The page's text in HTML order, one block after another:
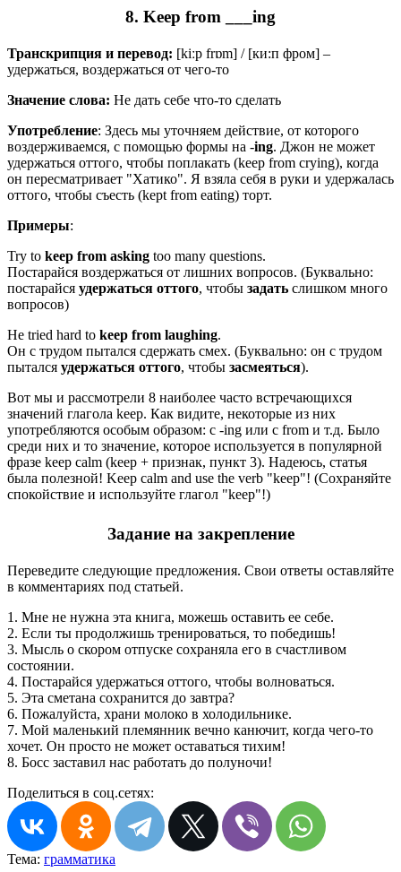
8. Keep from ___ing
Транскрипция и перевод: [kiːp frɒm] / [ки:п фром] –
удержаться, воздержаться от чего-то
Значение слова: Не дать себе что-то сделать
Употребление: Здесь мы уточняем действие, от которого
воздерживаемся, с помощью формы на -ing. Джон не может
удержаться оттого, чтобы поплакать (keep from crying), когда
он пересматривает "Хатико". Я взяла себя в руки и удержалась
оттого, чтобы съесть (kept from eating) торт.
Примеры:
Try to keep from asking too many questions.
Постарайся воздержаться от лишних вопросов. (Буквально:
постарайся удержаться оттого, чтобы задать слишком много
вопросов)
He tried hard to keep from laughing.
Он с трудом пытался сдержать смех. (Буквально: он с трудом
пытался удержаться оттого, чтобы засмеяться).
Вот мы и рассмотрели 8 наиболее часто встречающихся
значений глагола keep. Как видите, некоторые из них
употребляются особым образом: с -ing или с from и т.д. Было
среди них и то значение, которое используется в популярной
фразе keep calm (keep + признак, пункт 3). Надеюсь, статья
была полезной! Keep calm and use the verb "keep"! (Сохраняйте
спокойствие и используйте глагол "keep"!)
Задание на закрепление
Переведите следующие предложения. Свои ответы оставляйте
в комментариях под статьей.
1. Мне не нужна эта книга, можешь оставить ее себе.
2. Если ты продолжишь тренироваться, то победишь!
3. Мысль о скором отпуске сохраняла его в счастливом
состоянии.
4. Постарайся удержаться оттого, чтобы волноваться.
5. Эта сметана сохранится до завтра?
6. Пожалуйста, храни молоко в холодильнике.
7. Мой маленький племянник вечно канючит, когда чего-то
хочет. Он просто не может оставаться тихим!
8. Босс заставил нас работать до полуночи!
Поделиться в соц.сетях:
Тема: грамматика